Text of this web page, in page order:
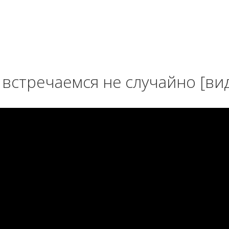
не случайно